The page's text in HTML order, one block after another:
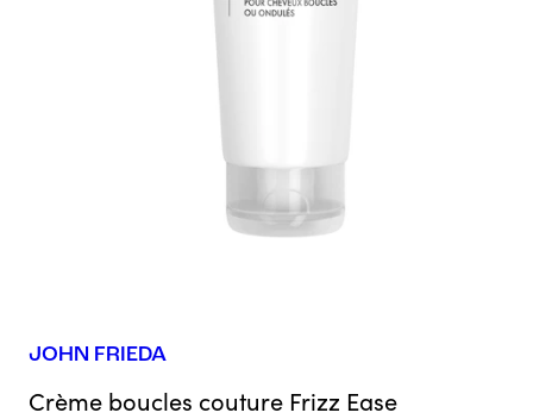
JOHN FRIEDA
Crème boucles couture Frizz Ease